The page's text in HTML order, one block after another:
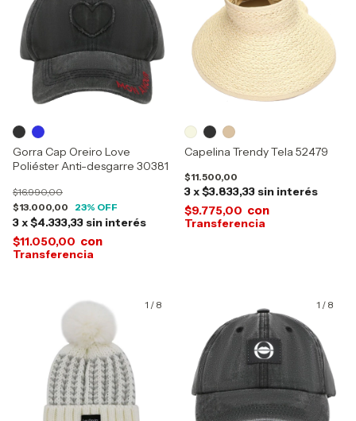
Gorra Cap Oreiro Love
Poliéster Anti-desgarre 30381
$13.000,00
$16.990,00
23% OFF
3x$4.333,33 sin interés
$11.050,00 con
Capelina Trendy Tela 52479
$11.500,00
3x$3.833,33 sin interés
$9.775,00 con
1 / 8 1 / 8